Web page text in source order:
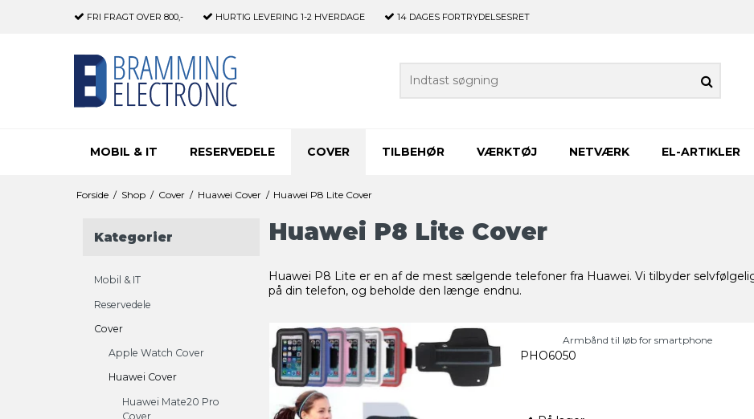
FRI FRAGT OVER 800,- HURTIG LEVERING 1-2 HVERDAGE 14 DAGES FORTRYDELSESRET
MOBIL & IT RESERVEDELE COVER TILBEHØR VÆRKTØJ NETVÆRK EL-ARTIKLER
Forside / Shop / Cover / Huawei Cover / Huawei P8 Lite Cover
Kategorier
Mobil & IT
Reservedele
Cover
Apple Watch Cover
Huawei Cover
Huawei Mate20 Pro
Cover
Huawei P8 Lite Cover
Huawei P8 Lite er en af de mest sælgende telefoner fra Huawei. Vi tilbyder
på din telefon, og beholde den længe endnu.
Armbånd til løb for smartphone
PHO6050